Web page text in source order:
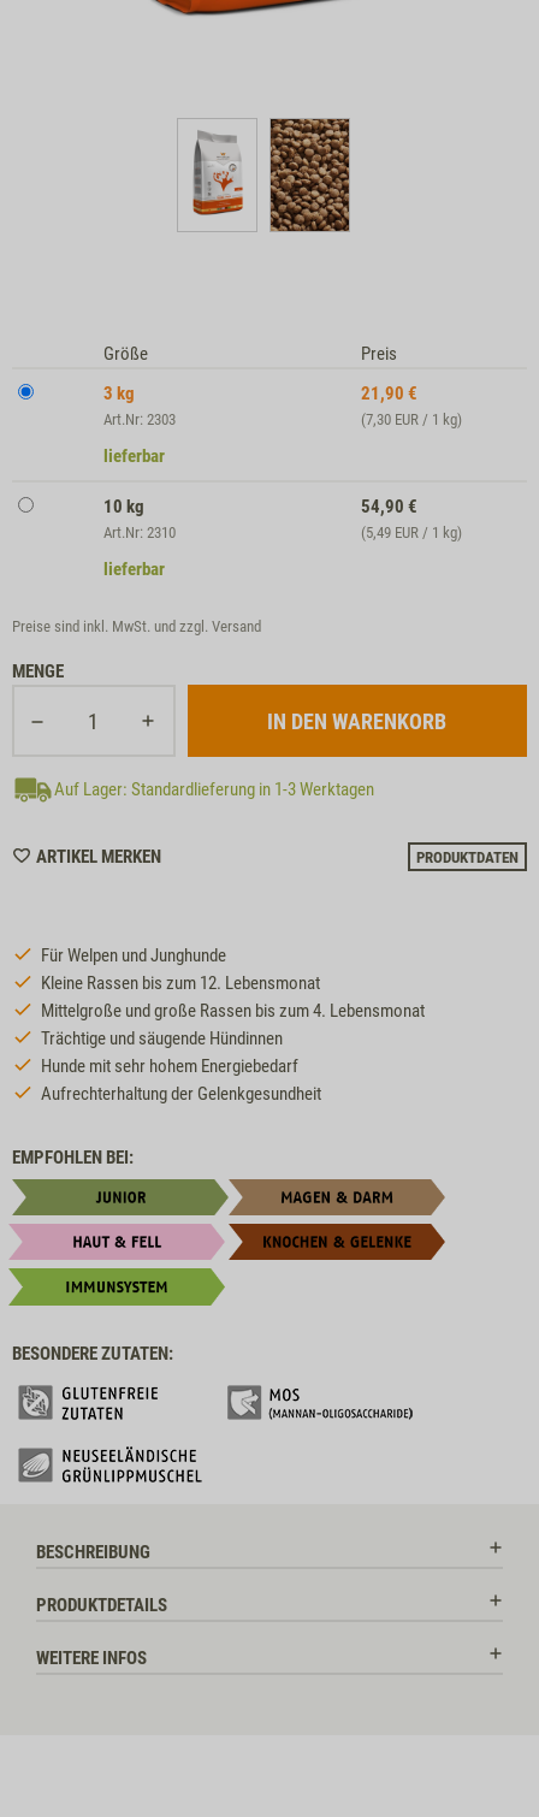
Größe
Preis
3 kg
Art.Nr: 2303
21,90 €
(7,30 EUR / 1 kg)
lieferbar
10 kg
Art.Nr: 2310
54,90 €
(5,49 EUR / 1 kg)
lieferbar
Preise sind inkl. MwSt. und zzgl. Versand
MENGE
Auf Lager: Standardlieferung in 1-3 Werktagen
ARTIKEL MERKENWISHLIST
PRODUKTDATEN
Für Welpen und Junghunde
Kleine Rassen bis zum 12. Lebensmonat
Mittelgroße und große Rassen bis zum 4. Lebensmonat
Trächtige und säugende Hündinnen
Hunde mit sehr hohem Energiebedarf
Aufrechterhaltung der Gelenkgesundheit
EMPFOHLEN BEI:
BESONDERE ZUTATEN:
BESCHREIBUNG
PRODUKTDETAILS
WEITERE INFOS